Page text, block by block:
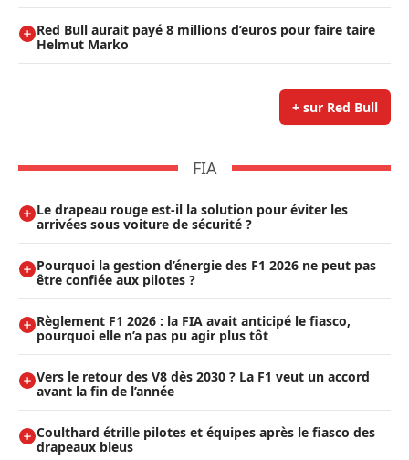
Red Bull aurait payé 8 millions d’euros pour faire taire
Helmut Marko
+ sur Red Bull
FIA
Le drapeau rouge est-il la solution pour éviter les
arrivées sous voiture de sécurité ?
Pourquoi la gestion d’énergie des F1 2026 ne peut pas
être confiée aux pilotes ?
Règlement F1 2026 : la FIA avait anticipé le fiasco,
pourquoi elle n’a pas pu agir plus tôt
Vers le retour des V8 dès 2030 ? La F1 veut un accord
avant la fin de l’année
Coulthard étrille pilotes et équipes après le fiasco des
drapeaux bleus